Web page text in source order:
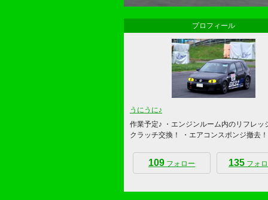
プロフィール
うにうに♪
作業予定♪ ・エンジンルーム内のリフレッ
クラッチ交換！ ・エアコンスポンジ撤去！
109 フォロー 135 フォ